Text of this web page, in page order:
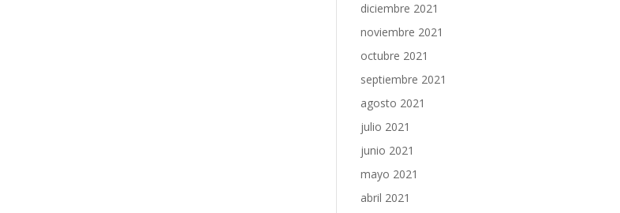
diciembre 2021
noviembre 2021
octubre 2021
septiembre 2021
agosto 2021
julio 2021
junio 2021
mayo 2021
abril 2021